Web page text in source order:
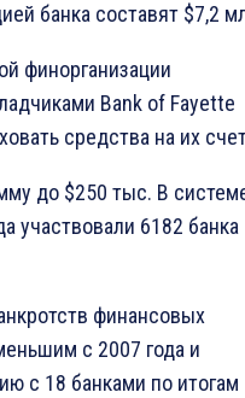
банка составят $7,2
финорганизации
Bank of Fayette
средства на их
до $250 тыс. В
участвовали 6182 банка
финансовых
с 2007 года и
с 18 банками по итогам